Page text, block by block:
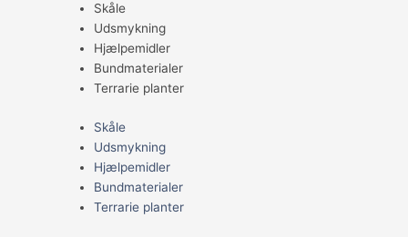
Skåle
Udsmykning
Hjælpemidler
Bundmaterialer
Terrarie planter
Skåle
Udsmykning
Hjælpemidler
Bundmaterialer
Terrarie planter